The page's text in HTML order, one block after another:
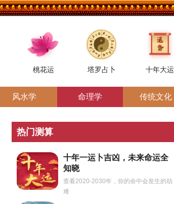
桃花运 塔罗占卜 十年大运
风水学 命理学 传统文化
热门测算
十年一运卜吉凶，未来命运全
知晓
查看2020-2030年，你的命中会发生的劫
难